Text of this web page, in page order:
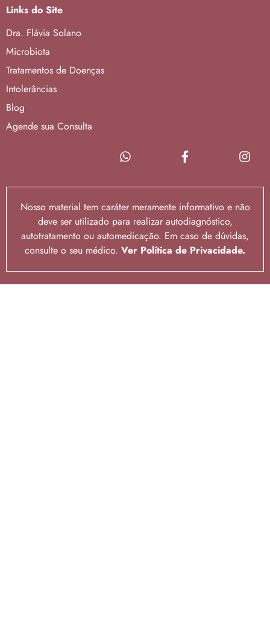
Links do Site
Dra. Flávia Solano
Microbiota
Tratamentos de Doenças
Intolerâncias
Blog
Agende sua Consulta
Nosso material tem caráter meramente informativo e não
deve ser utilizado para realizar autodiagnóstico,
autotratamento ou automedicação. Em caso de dúvidas,
consulte o seu médico. Ver Política de Privacidade.